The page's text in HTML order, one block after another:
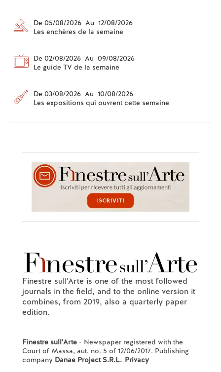
De 05/08/2026 Au 12/08/2026
Les enchères de la semaine
De 02/08/2026 Au 09/08/2026
Le guide TV de la semaine
De 03/08/2026 Au 10/08/2026
Les expositions qui ouvrent cette semaine
Finestre sull'Arte is one of the most followed
journals in the field, and to the online version it
combines, from 2019, also a quarterly paper
edition.
Finestre sull'Arte- Newspaper registered with the
Court of Massa, aut. no. 5 of 12/06/2017. Publishing
company Danae Project S.R.L.. Privacy